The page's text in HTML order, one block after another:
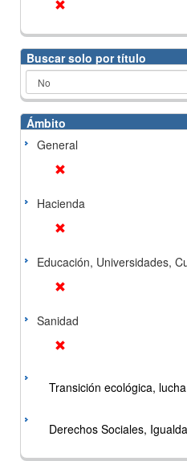
Buscar solo por título
Ámbito
General
Hacienda
Educación, Universidades,
Sanidad
Transición ecológica,
Derechos Sociales,